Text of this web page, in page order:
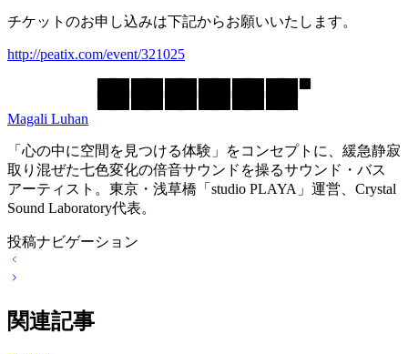
チケットのお申し込みは下記からお願いいたします。
http://peatix.com/event/321025
Magali Luhan
「心の中に空間を見つける体験」をコンセプトに、緩急静寂
取り混ぜた七色変化の倍音サウンドを操るサウンド・バス
アーティスト。東京・浅草橋「studio PLAYA」運営、Crystal
Sound Laboratory代表。
投稿ナビゲーション
関連記事